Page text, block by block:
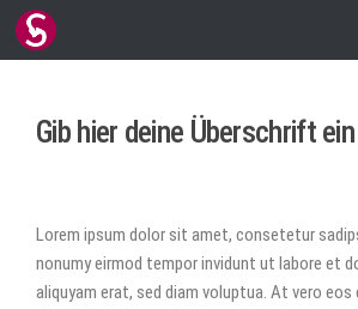
Zum Inhalt springen
Gib hier deine Überschrift ein
Lorem ipsum dolor sit amet, consetetur
nonumy eirmod tempor invidunt ut labore et
aliquyam erat, sed diam voluptua. At vero